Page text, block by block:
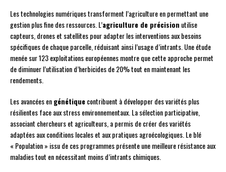
Les technologies numériques transforment l’agriculture en permettant une
gestion plus fine des ressources. L’agriculture de précision utilise
capteurs, drones et satellites pour adapter les interventions aux besoins
spécifiques de chaque parcelle, réduisant ainsi l’usage d’intrants. Une étude
menée sur 123 exploitations européennes montre que cette approche permet
de diminuer l’utilisation d’herbicides de 20% tout en maintenant les
rendements.
Les avancées engénétiquecontribuent à développer des variétés plus
résilientes face aux stress environnementaux. La sélection participative,
associant chercheurs et agriculteurs, a permis de créer des variétés
adaptées aux conditions locales et aux pratiques agroécologiques. Le blé
« Population » issu de ces programmes présente une meilleure résistance aux
maladies tout en nécessitant moins d’intrants chimiques.